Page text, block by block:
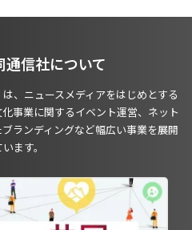
信社について
、ニュースメディアをはじめとする
事業に関するイベント運営、ネット
ランディングなど幅広い事業を展開
ます。